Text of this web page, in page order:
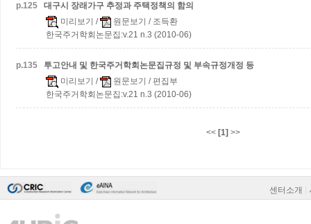
p.125
대구시 장래가구 추정과 주택정책의 함의
미리보기 / 원문보기 / 조득환
한국주거학회논문집:v.21 n.3 (2010-06)
p.135
투고안내 및 한국주거학회논문집규정 및 부속규정개정 등
미리보기 / 원문보기 / 편집부
한국주거학회논문집:v.21 n.3 (2010-06)
<< [1] >>
센터소개